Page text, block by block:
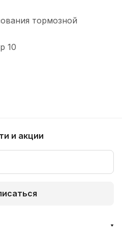
тормозной
10
и акции